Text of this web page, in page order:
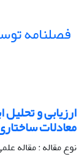
فصلنامه
ارزیابی و
معادلات
نوع مقاله : مقاله